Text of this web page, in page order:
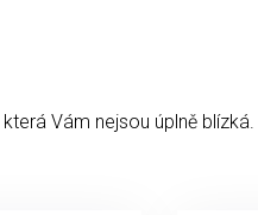
Vám nejsou úplně blízká.